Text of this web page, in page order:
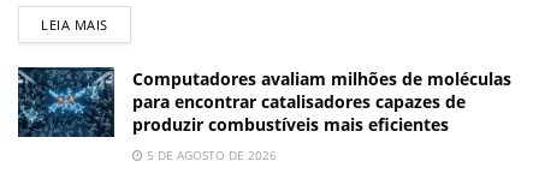
LEIA MAIS
Computadores avaliam milhões de moléculas
para encontrar catalisadores capazes de
produzir combustíveis mais eficientes
5 DE AGOSTO DE 2026